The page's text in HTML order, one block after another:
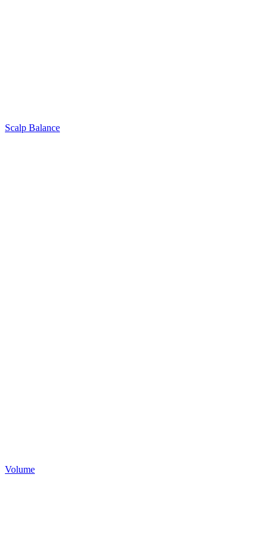
Scalp Balance
Volume